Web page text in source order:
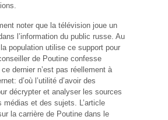
noter que la télévision joue un
l’information du public russe. Au
population utilise ce support pour
de Poutine confesse
dernier n’est pas réellement à
d’où l’utilité d’avoir des
décrypter et analyser les sources
médias et des sujets. L’article
la carrière de Poutine dans le